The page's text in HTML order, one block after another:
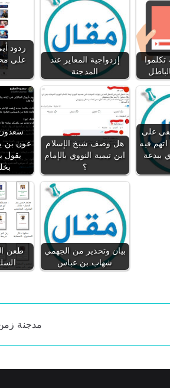
ردود
على
إزدواجية المعاير عند
المدجنة
تكلموا
عون بن
يقول
هل وصف شيخ الإسلام
ابن تيمية النووي بالإمام
؟
على
فيه
ببدعة
طعن
بيان وتحذير من الجهمي
شهاب بن عباس
مدجنة